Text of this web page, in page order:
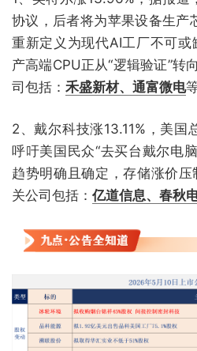
协议，后者将为苹果设备生产
重新定义为现代AI工厂不可或
产高端CPU正从“逻辑验证”转
司包括： 禾盛新材、通富微电
2、戴尔科技涨13.11%，美国
呼吁美国民众“去买台戴尔电
趋势明确且确定，存储涨价
关公司包括： 亿道信息、春秋